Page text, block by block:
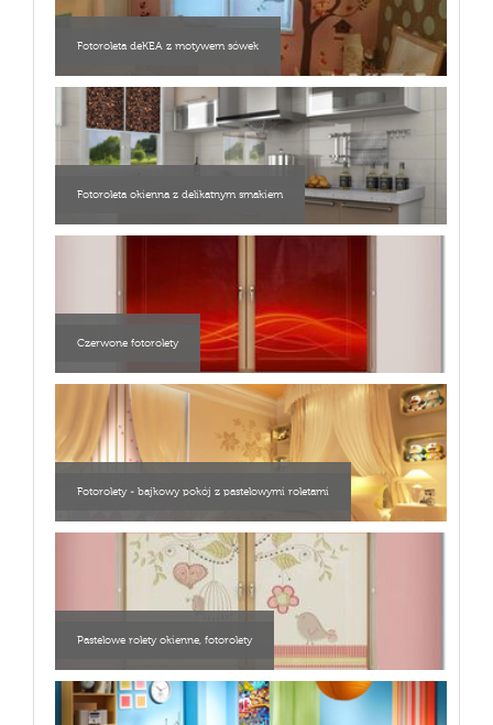
Fotoroleta deKEA z motywem sówek
Fotoroleta okienna z delikatnym smakiem
Czerwone fotorolety
Fotorolety - bajkowy pokój z pastelowymi roletami
Pastelowe rolety okienne, fotorolety